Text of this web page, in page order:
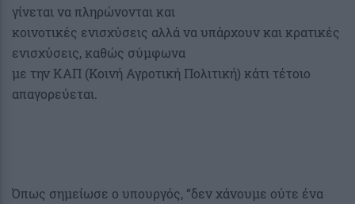
γίνεται να πληρώνονται και
κοινοτικές ενισχύσεις αλλά να υπάρχουν και κρατικές
ενισχύσεις, καθώς σύμφωνα
με την ΚΑΠ (Κοινή Αγροτική Πολιτική) κάτι τέτοιο
απαγορεύεται.
Όπως σημείωσε ο υπουργός, “δεν χάνουμε ούτε ένα